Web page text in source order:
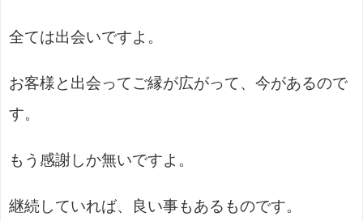
全ては出会いですよ。
お客様と出会ってご縁が広がって、今があるので
す。
もう感謝しか無いですよ。
継続していれば、良い事もあるものです。